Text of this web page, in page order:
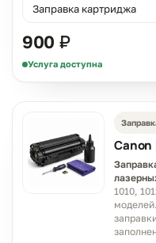
Заправка картриджа
900 ₽
Услуга доступна
Canon
1010,